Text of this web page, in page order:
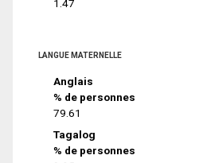
1.47
LANGUE MATERNELLE
Anglais
% de personnes
79.61
Tagalog
% de personnes